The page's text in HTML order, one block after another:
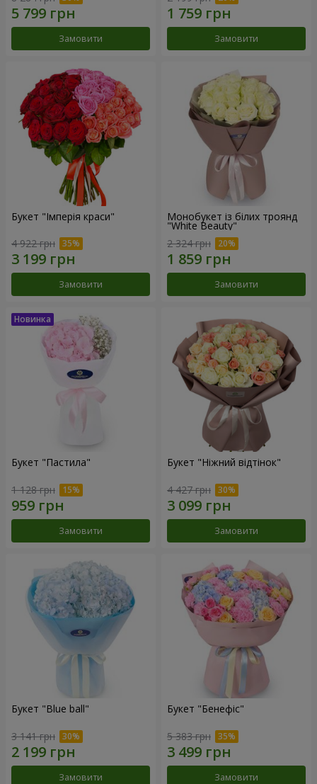
Замовити Замовити
Букет "Імперія краси"
4 922 грн
Замовити
Монобукет із білих троянд
"White Beauty"
2 324 грн
Замовити
Букет "Пастила"
1 128 грн
Замовити
Букет "Ніжний відтінок"
4 427 грн
Замовити
Букет "Blue ball"
3 141 грн
Замовити
Букет "Бенефіс"
5 383 грн
Замовити